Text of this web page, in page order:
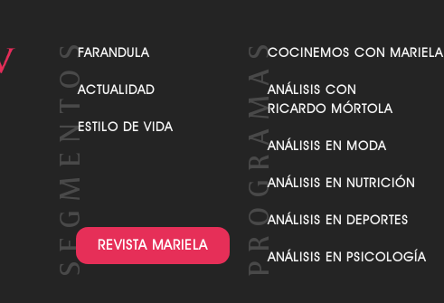
FARANDULA
ACTUALIDAD
ESTILO DE VIDA
REVISTA MARIELA
COCINEMOS CON MARIELA
ANÁLISIS CON
RICARDO MÓRTOLA
ANÁLISIS EN MODA
ANÁLISIS EN NUTRICIÓN
ANÁLISIS EN DEPORTES
ANÁLISIS EN PSICOLOGÍA